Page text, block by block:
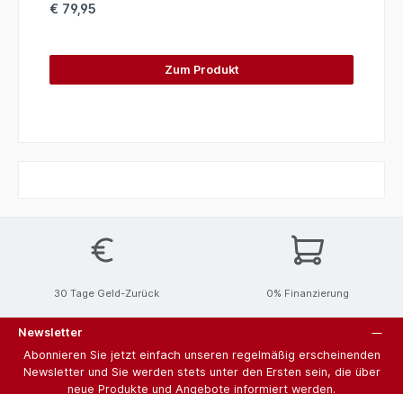
€ 79,95
Zum Produkt
30 Tage Geld-Zurück 0% Finanzierung
Newsletter
Abonnieren Sie jetzt einfach unseren regelmäßig erscheinenden
Newsletter und Sie werden stets unter den Ersten sein, die über
neue Produkte und Angebote informiert werden.